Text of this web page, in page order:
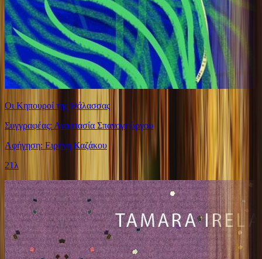
Οι Κηπουροί της Θάλασσας
Συγγραφέας: Αναστασία Σπανογεώργου
Αφήγηση: Ειρήνη Καζάκου
21λ